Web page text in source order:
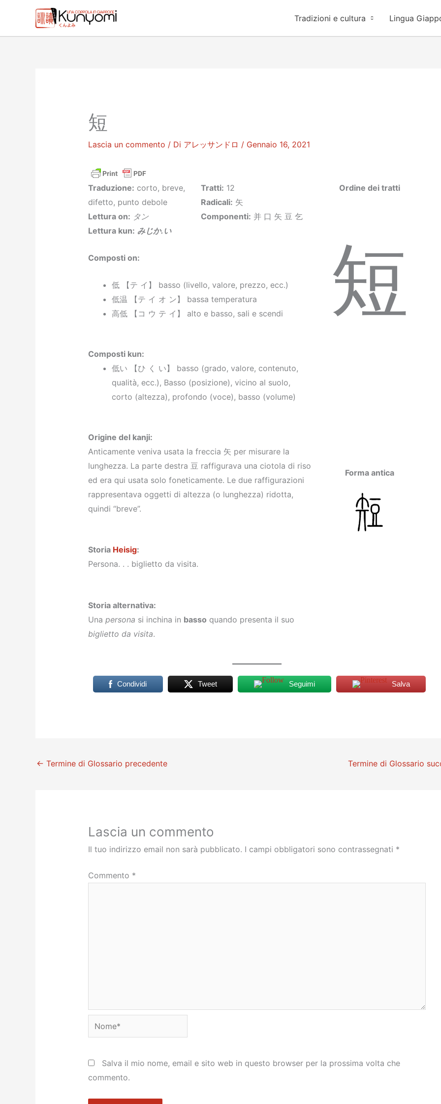
contenuto
Tradizioni e cultura Lingua
短
Lascia un commento / Di アレッサンドロ / Gennaio 16, 2021
Traduzione: corto, breve,
difetto, punto debole
Lettura on: タン
Lettura kun: みじか.い
Tratti: 12
Radicali: 矢
Componenti: 并 口 矢 豆 乞
Composti on:
低 【テ イ】 basso (livello, valore, prezzo, ecc.)
低温 【テ イ オ ン】 bassa temperatura
高低 【コ ウ テ イ】 alto e basso, sali e scendi
Composti kun:
低い 【ひ く い】 basso (grado, valore, contenuto,
qualità, ecc.), Basso (posizione), vicino al suolo,
corto (altezza), profondo (voce), basso (volume)
Origine del kanji:
Anticamente veniva usata la freccia 矢 per misurare la
lunghezza. La parte destra 豆 raffigurava una ciotola di riso
ed era qui usata solo foneticamente. Le due raffigurazioni
rappresentava oggetti di altezza (o lunghezza) ridotta,
quindi “breve”.
Storia Heisig:
Persona. . . biglietto da visita.
Storia alternativa:
Una persona si inchina in basso quando presenta il suo
biglietto da visita.
Ordine dei tratti
短
Forma antica
Condividi Tweet Seguimi Salva
← Termine di Glossario precedente Termine di Glossario
Lascia un commento
Il tuo indirizzo email non sarà pubblicato. I campi obbligatori sono contrassegnati *
Commento *
Nome*
Salva il mio nome, email e sito web in questo browser per la prossima volta che
commento.